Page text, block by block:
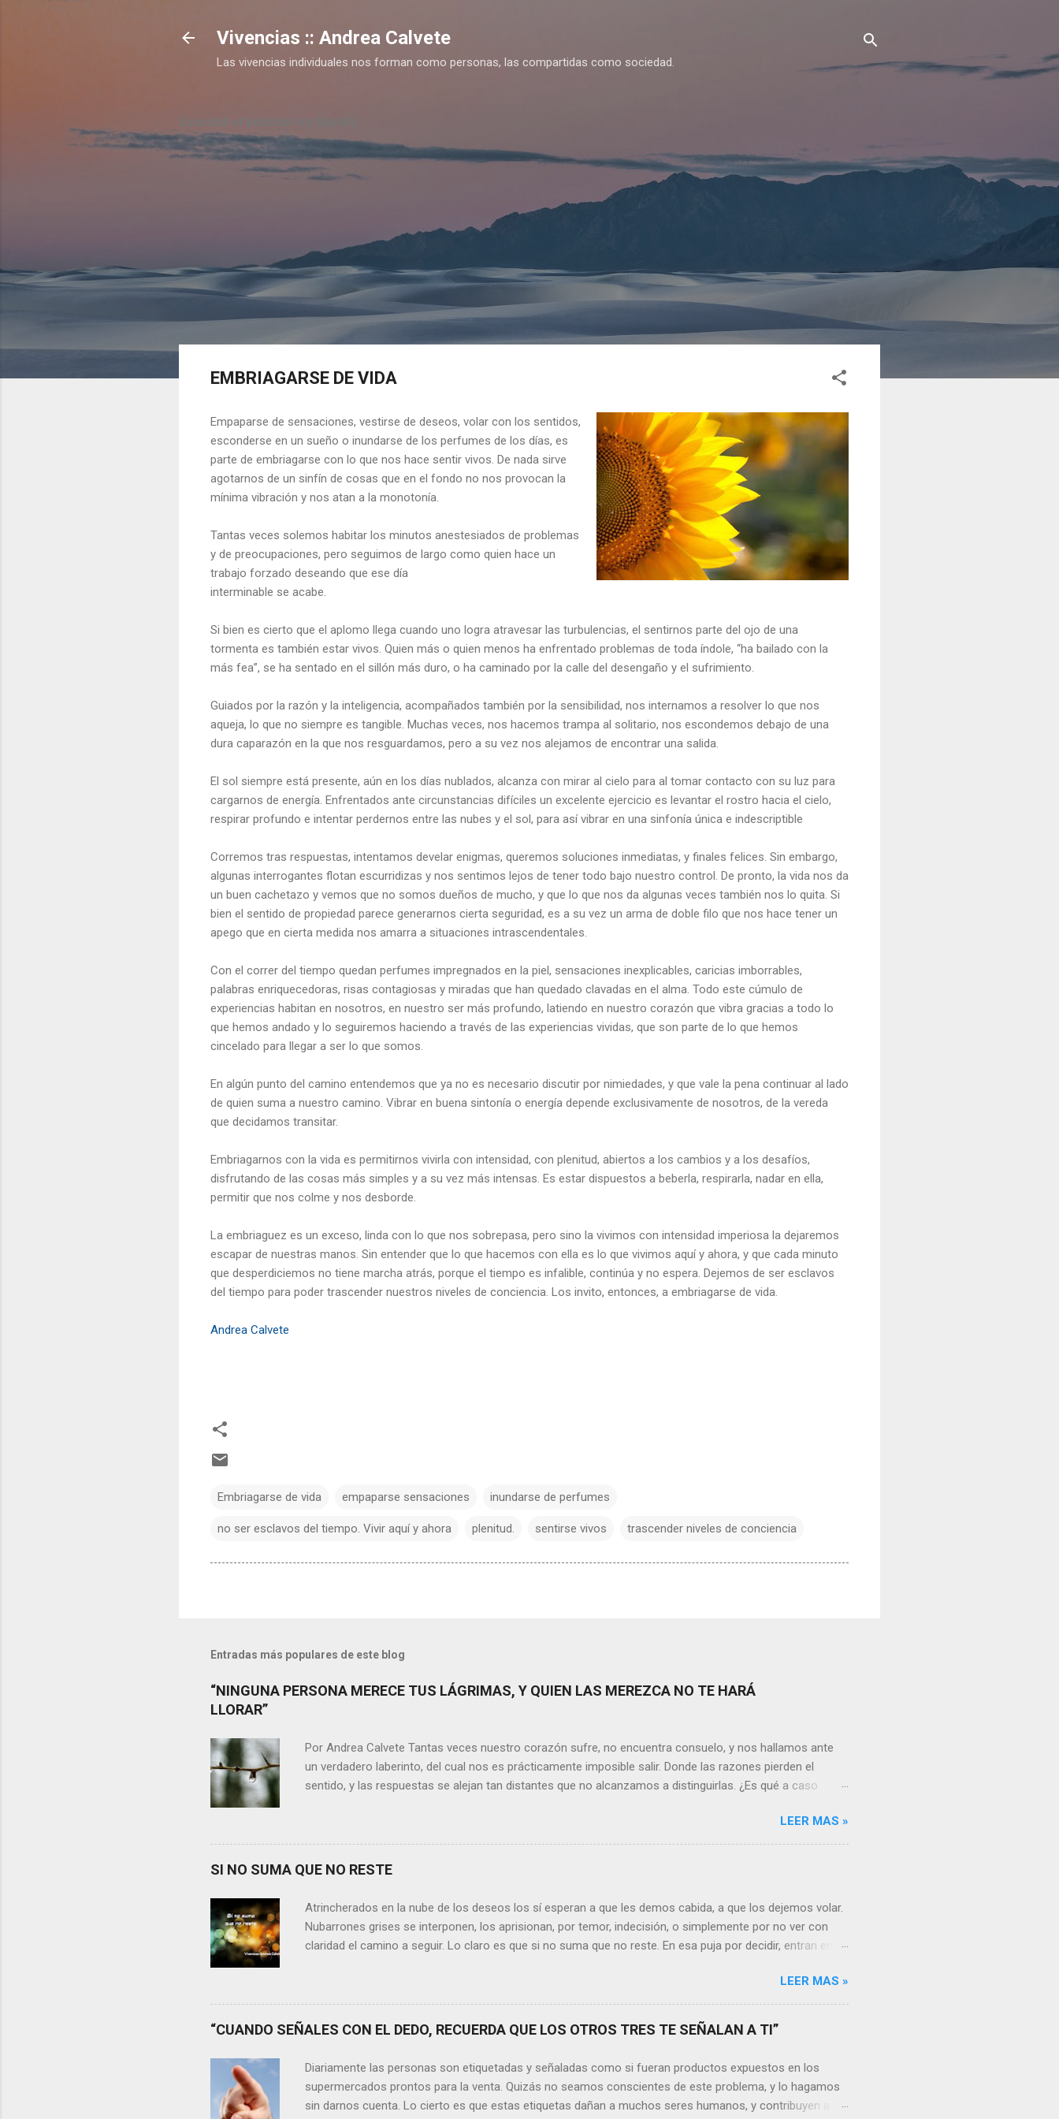
Vivencias :: Andrea Calvete
Las vivencias individuales nos forman como personas, las compartidas como sociedad.
EMBRIAGARSE DE VIDA
Empaparse de sensaciones, vestirse de deseos, volar con los sentidos,
esconderse en un sueño o inundarse de los perfumes de los días, es
parte de embriagarse con lo que nos hace sentir vivos. De nada sirve
agotarnos de un sinfín de cosas que en el fondo no nos provocan la
mínima vibración y nos atan a la monotonía.
Tantas veces solemos habitar los minutos anestesiados de problemas
y de preocupaciones, pero seguimos de largo como quien hace un
trabajo forzado deseando que ese día
interminable se acabe.
Si bien es cierto que el aplomo llega cuando uno logra atravesar las turbulencias, el sentirnos parte del ojo de una
tormenta es también estar vivos. Quien más o quien menos ha enfrentado problemas de toda índole, “ha bailado con la
más fea”, se ha sentado en el sillón más duro, o ha caminado por la calle del desengaño y el sufrimiento.
Guiados por la razón y la inteligencia, acompañados también por la sensibilidad, nos internamos a resolver lo que nos
aqueja, lo que no siempre es tangible. Muchas veces, nos hacemos trampa al solitario, nos escondemos debajo de una
dura caparazón en la que nos resguardamos, pero a su vez nos alejamos de encontrar una salida.
El sol siempre está presente, aún en los días nublados, alcanza con mirar al cielo para al tomar contacto con su luz para
cargarnos de energía. Enfrentados ante circunstancias difíciles un excelente ejercicio es levantar el rostro hacia el cielo,
respirar profundo e intentar perdernos entre las nubes y el sol, para así vibrar en una sinfonía única e indescriptible
Corremos tras respuestas, intentamos develar enigmas, queremos soluciones inmediatas, y finales felices. Sin embargo,
algunas interrogantes flotan escurridizas y nos sentimos lejos de tener todo bajo nuestro control. De pronto, la vida nos da
un buen cachetazo y vemos que no somos dueños de mucho, y que lo que nos da algunas veces también nos lo quita. Si
bien el sentido de propiedad parece generarnos cierta seguridad, es a su vez un arma de doble filo que nos hace tener un
apego que en cierta medida nos amarra a situaciones intrascendentales.
Con el correr del tiempo quedan perfumes impregnados en la piel, sensaciones inexplicables, caricias imborrables,
palabras enriquecedoras, risas contagiosas y miradas que han quedado clavadas en el alma. Todo este cúmulo de
experiencias habitan en nosotros, en nuestro ser más profundo, latiendo en nuestro corazón que vibra gracias a todo lo
que hemos andado y lo seguiremos haciendo a través de las experiencias vividas, que son parte de lo que hemos
cincelado para llegar a ser lo que somos.
En algún punto del camino entendemos que ya no es necesario discutir por nimiedades, y que vale la pena continuar al lado
de quien suma a nuestro camino. Vibrar en buena sintonía o energía depende exclusivamente de nosotros, de la vereda
que decidamos transitar.
Embriagarnos con la vida es permitirnos vivirla con intensidad, con plenitud, abiertos a los cambios y a los desafíos,
disfrutando de las cosas más simples y a su vez más intensas. Es estar dispuestos a beberla, respirarla, nadar en ella,
permitir que nos colme y nos desborde.
La embriaguez es un exceso, linda con lo que nos sobrepasa, pero sino la vivimos con intensidad imperiosa la dejaremos
escapar de nuestras manos. Sin entender que lo que hacemos con ella es lo que vivimos aquí y ahora, y que cada minuto
que desperdiciemos no tiene marcha atrás, porque el tiempo es infalible, continúa y no espera. Dejemos de ser esclavos
del tiempo para poder trascender nuestros niveles de conciencia. Los invito, entonces, a embriagarse de vida.
Andrea Calvete
Embriagarse de vida empaparse sensaciones inundarse de perfumes
no ser esclavos del tiempo. Vivir aquí y ahora plenitud. sentirse vivos trascender niveles de conciencia
Entradas más populares de este blog
“NINGUNA PERSONA MERECE TUS LÁGRIMAS, Y QUIEN LAS MEREZCA NO TE HARÁ
LLORAR”
Por Andrea Calvete Tantas veces nuestro corazón sufre, no encuentra consuelo, y nos hallamos ante
un verdadero laberinto, del cual nos es prácticamente imposible salir. Donde las razones pierden el
sentido, y las respuestas se alejan tan distantes que no alcanzamos a distinguirlas. ¿Es qué a caso
conteste rápidamente que sí a esta pregunta. Por otra parte, si nos ponemos a pensar en algún
momento de la vida todos hemos sufrido por causa de una persona. Entonces ¿cómo encarar el dolor?
Si reflexionamos sobre la frase de Gabriel García Márquez que dice que “ninguna persona merece tus
somos, y es posible que su mirada nos realce, pues los ojos del amor tienen esa virtud de embellecer...
LEER MAS »
SI NO SUMA QUE NO RESTE
Atrincherados en la nube de los deseos los sí esperan a que les demos cabida, a que los dejemos volar.
Nubarrones grises se interponen, los aprisionan, por temor, indecisión, o simplemente por no ver con
claridad el camino a seguir. Lo claro es que si no suma que no reste. En esa puja por decidir, entran en
preguntarnos si agregan algo , si aportan de alguna forma a nuestro día a día, y lo más importante es
que no nos quinten tiempo o energía, elementos que en la medida que pasa la vida se hacen más
escasos y necesarios. Evidentemente, de lo malo, de lo difícil es donde más aprendemos, porque desde
las cicatrices nos fortalecemos, y resurgimos como el Ave Fénix. Sin embargo, está en cada uno no
elegir y hacer que cada momento sea irrepetible y mágico. Quizás aquí radique la mayor dificultad, por...
LEER MAS »
“CUANDO SEÑALES CON EL DEDO, RECUERDA QUE LOS OTROS TRES TE SEÑALAN A TI”
Diariamente las personas son etiquetadas y señaladas como si fueran productos expuestos en los
supermercados prontos para la venta. Quizás no seamos conscientes de este problema, y lo hagamos
sin darnos cuenta. Lo cierto es que estas etiquetas dañan a muchos seres humanos, y contribuyen a la